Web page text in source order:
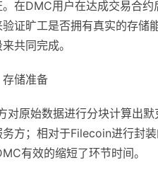
在DMC用户在达成交易合
证旷工是否拥有真实的存储
共同完成。
存储准备
对原始数据进行分块计算出
务方；相对于Filecoin进行封
有效的缩短了环节时间。